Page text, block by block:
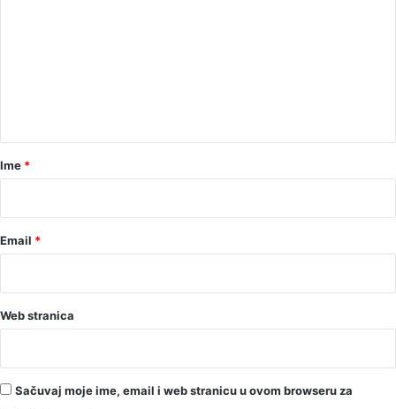
rIme *
Email *
Web stranica
Sačuvaj moje ime, email i web stranicu u ovom browseru za